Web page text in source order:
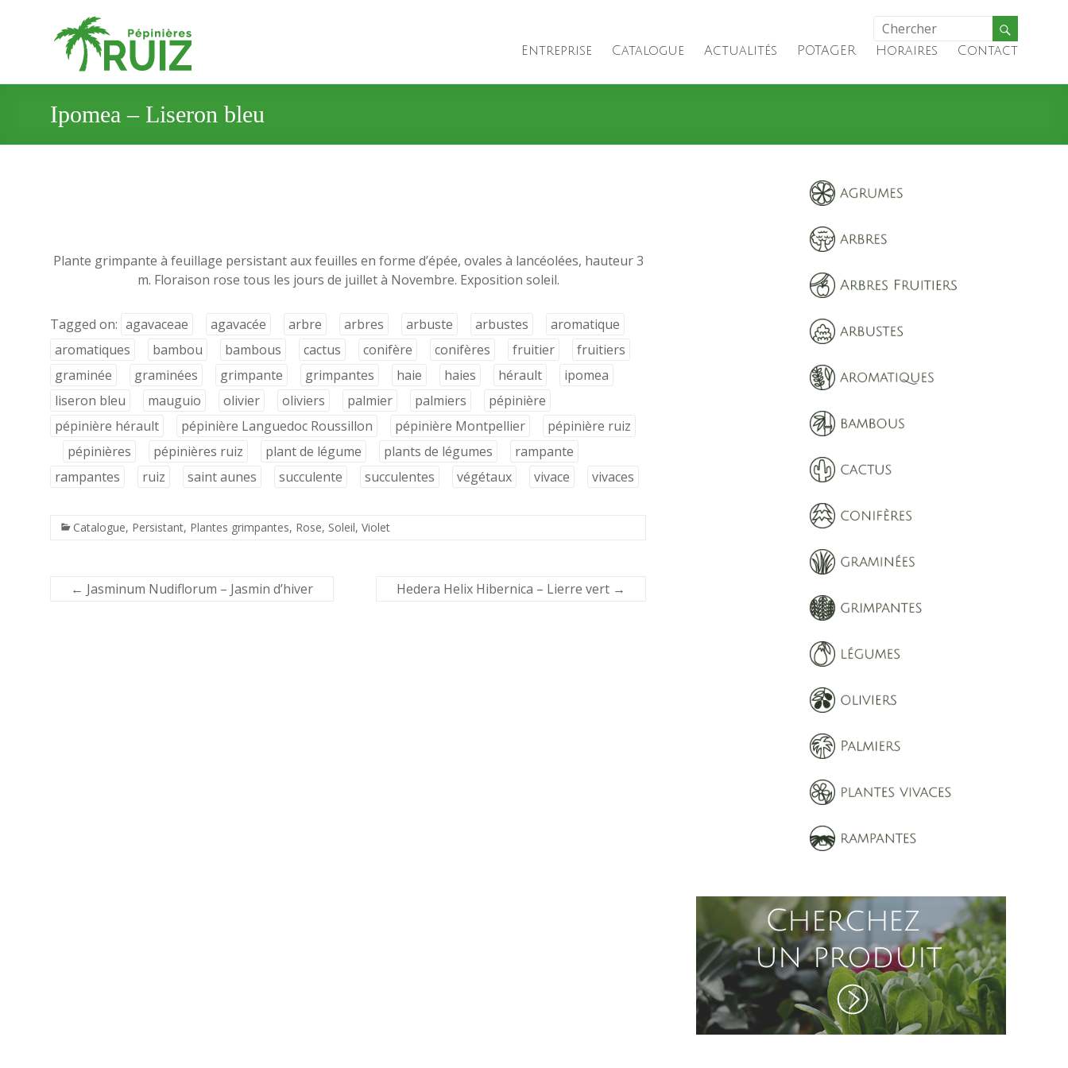
Entreprise Catalogue Actualités POTAGER Horaires Contact
Ipomea – Liseron bleu
Plante grimpante à feuillage persistant aux feuilles en forme d’épée, ovales à lancéolées, hauteur 3
m. Floraison rose tous les jours de juillet à Novembre. Exposition soleil.
Tagged on: agavaceae agavacée arbre arbres arbuste arbustes
aromatique
aromatiques
bambou bambous cactus conifère conifères fruitier
fruitiers
graminée
graminées grimpante grimpantes haie haies hérault
ipomea
liseron bleu
mauguio olivier oliviers palmier palmiers
pépinière
pépinière hérault
pépinière Languedoc Roussillon pépinière Montpellier
pépinière ruiz
pépinières
pépinières ruiz plant de légume plants de légumes
rampante
rampantes
ruiz saint aunes succulente succulentes végétaux vivace vivaces
Catalogue, Persistant, Plantes grimpantes, Rose, Soleil, Violet
← Jasminum Nudiflorum – Jasmin d’hiver Hedera Helix Hibernica – Lierre vert →